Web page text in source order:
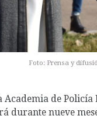
Foto: Prensa y
Academia de
durante nueve